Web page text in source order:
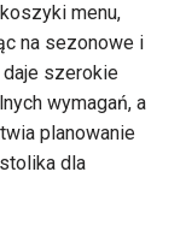
menu,
na sezonowe i
daje szerokie
wymagań, a
planowanie
dla